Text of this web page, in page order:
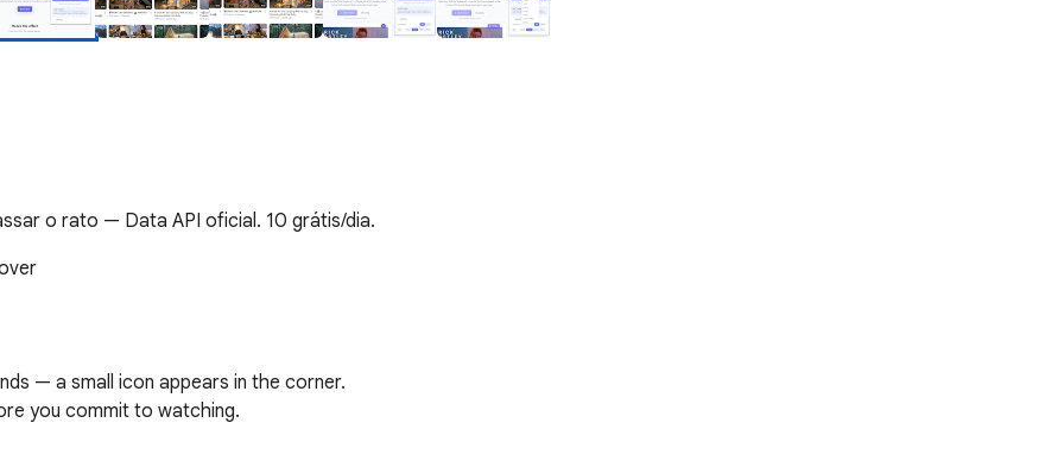
o rato — Data API oficial. 10 grátis/dia.
— a small icon appears in the corner.
you commit to watching.